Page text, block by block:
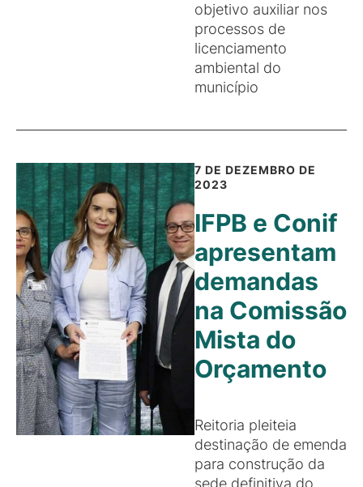
objetivo auxiliar nos
processos de
licenciamento
ambiental do
município
7 DE DEZEMBRO DE
2023
IFPB e Conif
apresentam
demandas
na Comissão
Mista do
Orçamento
Reitoria pleiteia
destinação de emenda
para construção da
sede definitiva do